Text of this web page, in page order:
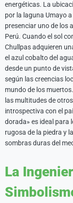
energéticas. La
por la laguna Umayo
presenciar uno de los
Perú. Cuando el sol
Chullpas adquieren
el azul cobalto del
desde un punto de
según las creencias
mundo de los
las multitudes de
introspectiva con el
dorada» es ideal
rugosa de la piedra y
sombras duras del
La